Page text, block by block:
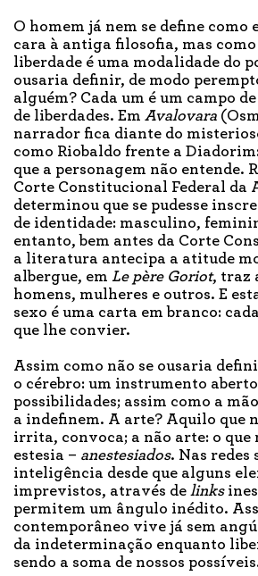
O homem já nem se define como
cara à antiga filosofia, mas como
liberdade é uma modalidade do
ousaria definir, de modo
alguém? Cada um é um campo
de liberdades. Em Avalovara
narrador fica diante do
como Riobaldo frente a
que a personagem não entende.
Corte Constitucional Federal da
determinou que se pudesse
de identidade: masculino,
entanto, bem antes da Corte
a literatura antecipa a atitude
albergue, em Le père Goriot, traz
homens, mulheres e outros. E
sexo é uma carta em branco:
que lhe convier.
Assim como não se ousaria
o cérebro: um instrumento
possibilidades; assim como a
a indefinem. A arte? Aquilo que
irrita, convoca; a não arte: o que
estesia – anestesiados. Nas redes
inteligência desde que alguns
imprevistos, através de links
permitem um ângulo inédito.
contemporâneo vive já sem
da indeterminação enquanto
sendo a soma de nossos